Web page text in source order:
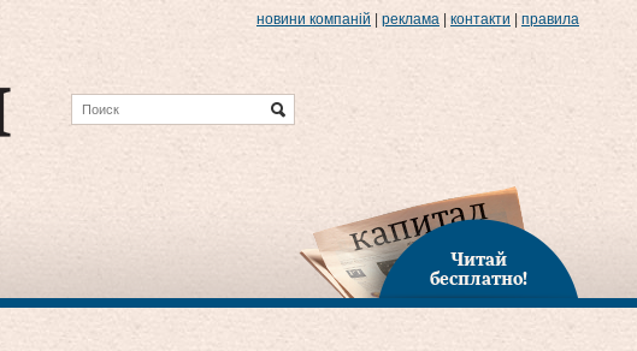
новини компаній реклама контакти правила
Читай
бесплатно!